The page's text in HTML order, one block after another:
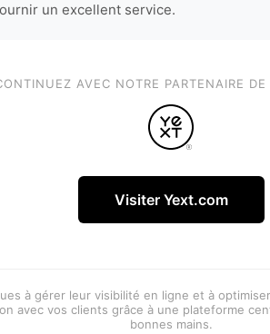
un excellent service.
AVEC NOTRE PARTENAIRE
Visiter Yext.com
à gérer leur visibilité en ligne et à
avec vos clients grâce à une plateforme
bonnes mains.